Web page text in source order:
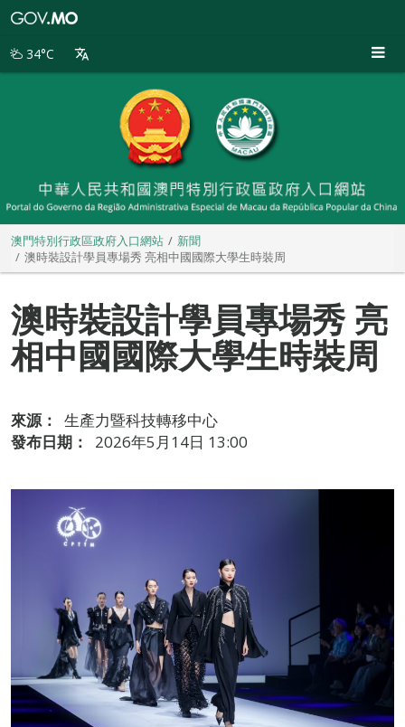
別
34°C
澳門特別行政區政府入口網站
新聞
澳時裝設計學員專場秀 亮相中國國際大學生時裝周
澳時裝設計學員專場秀 亮
相中國國際大學生時裝周
來源：
生產力暨科技轉移中心
發布日期：
2026年5月14日 13:00